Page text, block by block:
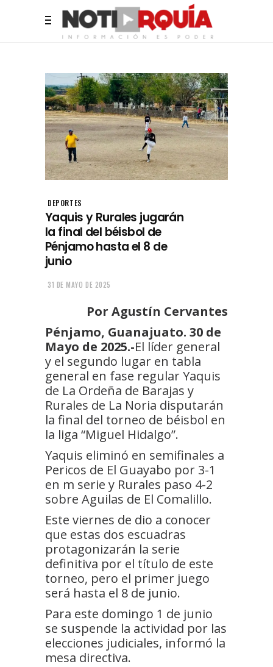
DEPORTES
Yaquis y Rurales jugarán
la final del béisbol de
Pénjamo hasta el 8 de
junio
31 DE MAYO DE 2025
Por Agustín Cervantes
Pénjamo, Guanajuato. 30 de
Mayo de 2025.-El líder general
y el segundo lugar en tabla
general en fase regular Yaquis
de La Ordeña de Barajas y
Rurales de La Noria disputarán
la final del torneo de béisbol en
la liga “Miguel Hidalgo”.
Yaquis eliminó en semifinales a
Pericos de El Guayabo por 3-1
en m serie y Rurales paso 4-2
sobre Aguilas de El Comalillo.
Este viernes de dio a conocer
que estas dos escuadras
protagonizarán la serie
definitiva por el título de este
torneo, pero el primer juego
será hasta el 8 de junio.
Para este domingo 1 de junio
se suspende la actividad por las
elecciones judiciales, informó la
mesa directiva.